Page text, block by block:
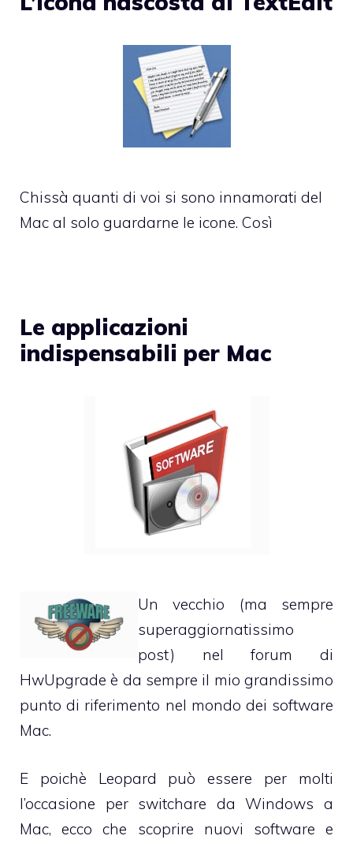
Chissà quanti di voi si sono innamorati del
Mac al solo guardarne le icone. Così
Le applicazioni
indispensabili per Mac
Un vecchio (ma sempre
superaggiornatissimo
post) nel forum di
HwUpgrade è da sempre il mio grandissimo
punto di riferimento nel mondo dei software
Mac.
E poichè Leopard può essere per molti
l’occasione per switchare da Windows a
Mac, ecco che scoprire nuovi software e